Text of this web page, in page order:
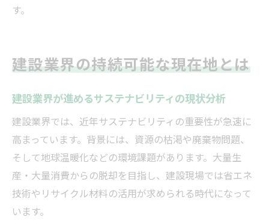
す。
建設業界の持続可能な現在地とは
建設業界が進めるサステナビリティの現状分析
建設業界では、近年サステナビリティの重要性が急速に
高まっています。背景には、資源の枯渇や廃棄物問題、
そして地球温暖化などの環境課題があります。大量生
産・大量消費からの脱却を目指し、建設現場では省エネ
技術やリサイクル材料の活用が求められる時代になって
います。